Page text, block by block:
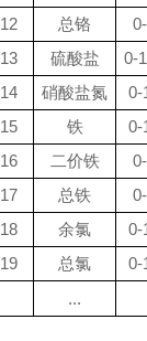
12 总铬
13 硫酸盐
0-
14 硝酸盐氮
0-
15 铁
0-
16 二价铁
17 总铁
18 余氯
0-
19 总氯
0-
...